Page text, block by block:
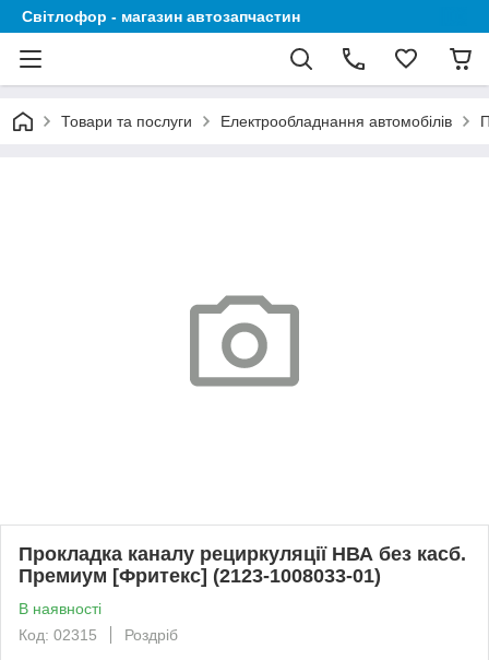
Світлофор - магазин автозапчастин
Товари та послуги Електрообладнання автомобілів
Прокладка каналу рециркуляції НВА без касб.
Премиум [Фритекс] (2123-1008033-01)
В наявності
Код: 02315
Роздріб